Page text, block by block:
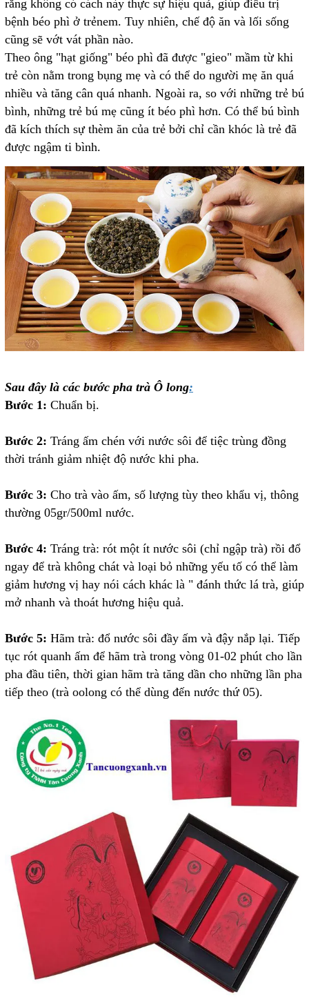
rằng không có cách này thực sự hiệu quả, giúp điều trị
bệnh béo phì ở trẻnem. Tuy nhiên, chế độ ăn và lối sống
cũng sẽ vớt vát phần nào.
Theo ông "hạt giống" béo phì đã được "gieo" mầm từ khi
trẻ còn nằm trong bụng mẹ và có thể do người mẹ ăn quá
nhiều và tăng cân quá nhanh. Ngoài ra, so với những trẻ bú
bình, những trẻ bú mẹ cũng ít béo phì hơn. Có thể bú bình
đã kích thích sự thèm ăn của trẻ bởi chỉ cần khóc là trẻ đã
được ngậm ti bình.
Sau đây là các bước pha trà Ô long:
Bước 1: Chuẩn bị.
Bước 2: Tráng ấm chén với nước sôi để tiệc trùng đồng
thời tránh giảm nhiệt độ nước khi pha.
Bước 3: Cho trà vào ấm, số lượng tùy theo khẩu vị, thông
thường 05gr/500ml nước.
Bước 4: Tráng trà: rót một ít nước sôi (chỉ ngập trà) rồi đổ
ngay để trà không chát và loại bỏ những yếu tố có thể làm
giảm hương vị hay nói cách khác là " đánh thức lá trà, giúp
mở nhanh và thoát hương hiệu quả.
Bước 5: Hãm trà: đổ nước sôi đầy ấm và đậy nắp lại. Tiếp
tục rót quanh ấm để hãm trà trong vòng 01-02 phút cho lần
pha đầu tiên, thời gian hãm trà tăng dần cho những lần pha
tiếp theo (trà oolong có thể dùng đến nước thứ 05).